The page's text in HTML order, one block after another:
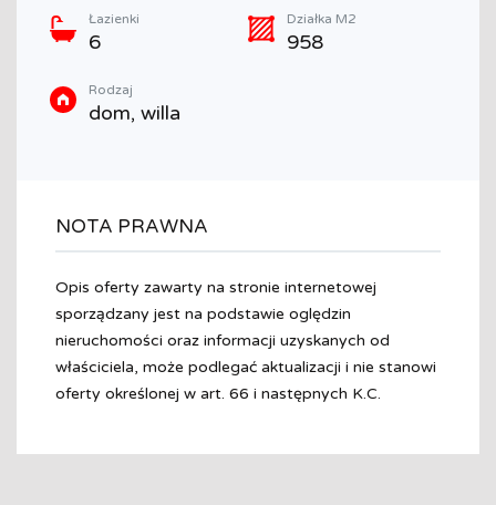
Łazienki
6
Działka M2
958
Rodzaj
dom, willa
NOTA PRAWNA
Opis oferty zawarty na stronie internetowej
sporządzany jest na podstawie oględzin
nieruchomości oraz informacji uzyskanych od
właściciela, może podlegać aktualizacji i nie stanowi
oferty określonej w art. 66 i następnych K.C.